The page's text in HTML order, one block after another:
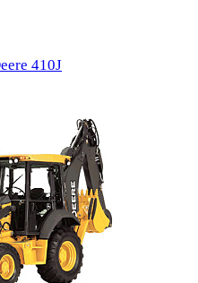
410J